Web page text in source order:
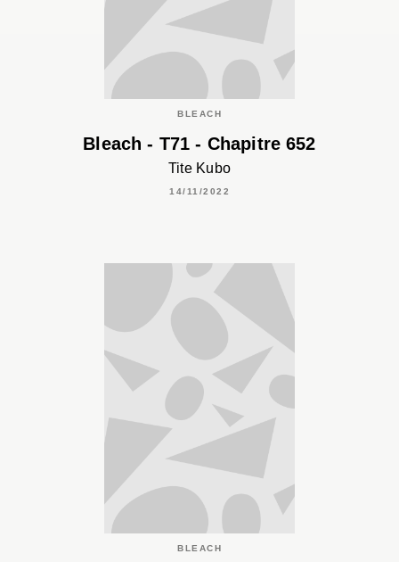
BLEACH
Bleach - T71 - Chapitre 652
Tite Kubo
14/11/2022
BLEACH